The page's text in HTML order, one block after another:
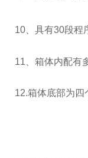
10、具有30段程
11、箱体内配有
12.箱体底部为四